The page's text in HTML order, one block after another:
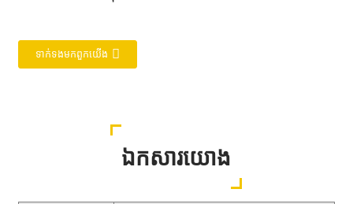
ទាក់ទង​មក​ពួក​យើង
ឯកសារយោង